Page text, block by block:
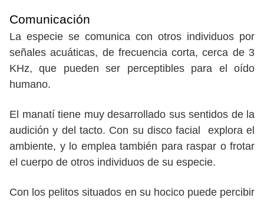
Comunicación
La especie se comunica con otros individuos por
señales acuáticas, de frecuencia corta, cerca de 3
KHz, que pueden ser perceptibles para el oído
humano.
El manatí tiene muy desarrollado sus sentidos de la
audición y del tacto. Con su disco facial explora el
ambiente, y lo emplea también para raspar o frotar
el cuerpo de otros individuos de su especie.
Con los pelitos situados en su hocico puede percibir